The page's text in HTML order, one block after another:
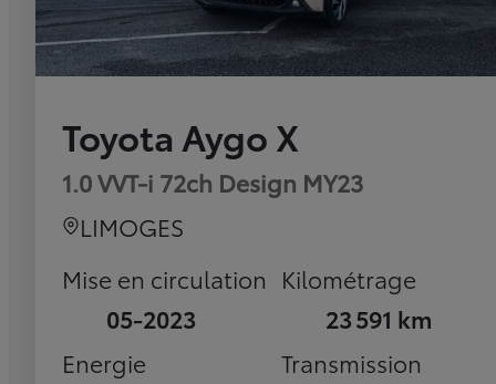
Toyota Aygo X
1.0 VVT-i 72ch Design MY23
LIMOGES
Mise en circulation
05-2023
Kilométrage
23 591 km
Energie
Transmission